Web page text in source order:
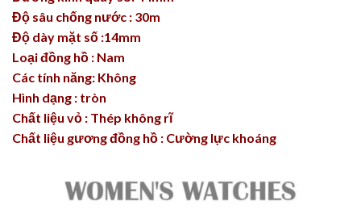
Độ sâu chống nước : 30m
Độ dày mặt số :14mm
Loại đồng hồ : Nam
Các tính năng: Không
Hình dạng : tròn
Chất liệu vỏ : Thép không rĩ
Chất liệu gương đồng hồ : Cường lực khoáng